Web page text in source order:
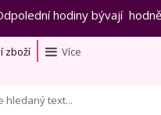
hodiny bývají
zboží Více